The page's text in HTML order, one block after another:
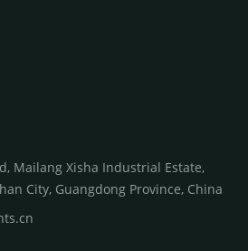
Mailang Xisha Industrial Estate,
City, Guangdong Province, China